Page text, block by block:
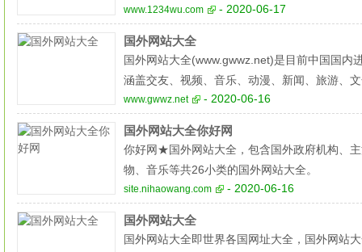
www.1234wu.com - 2020-06-17
国外网站大全
国外网站大全(www.gwwz.net)是目前中国国内
涵盖交友、视频、音乐、动漫、新闻、旅游、
www.gwwz.net - 2020-06-16
国外网站大全你好网
你好网★国外网站大全，包含国外政府机构、
物、音乐等共26小类的国外网站大全。
site.nihaowang.com - 2020-06-16
国外网站大全
国外网站大全即世界各国网址大全，国外网站